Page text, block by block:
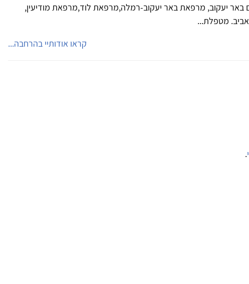
באר יעקוב, מרפאת באר יעקוב-רמלה,מרפאת לוד,מרפאת מודיעין,
מטפלת...
קראו אודותיי בהרחבה...
.